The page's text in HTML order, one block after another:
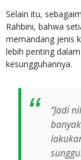
Selain itu,
Rahbini, bahwa
memandang jenis
lebih penting
kesungguhannya.
“Jadi